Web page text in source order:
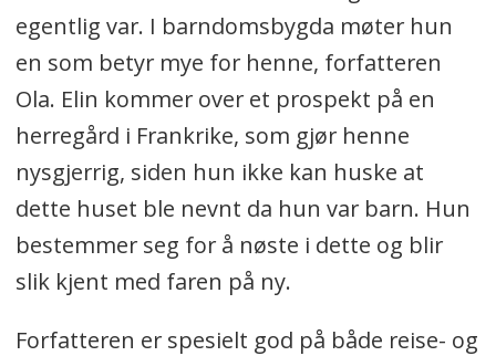
egentlig var. I barndomsbygda møter hun
en som betyr mye for henne, forfatteren
Ola. Elin kommer over et prospekt på en
herregård i Frankrike, som gjør henne
nysgjerrig, siden hun ikke kan huske at
dette huset ble nevnt da hun var barn. Hun
bestemmer seg for å nøste i dette og blir
slik kjent med faren på ny.
Forfatteren er spesielt god på både reise- og